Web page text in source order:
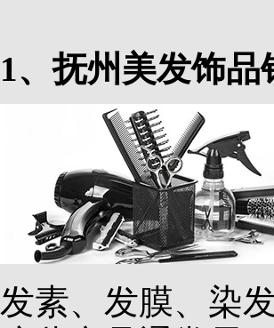
1、抚州美发饰品
发素、发膜、染